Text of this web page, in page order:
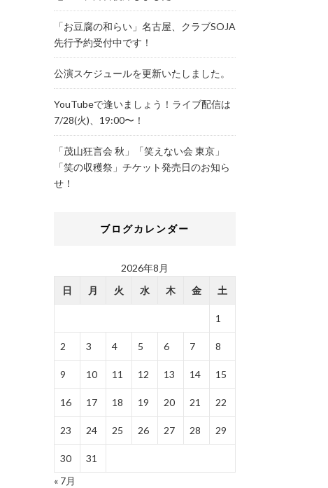
「お豆腐の和らい」名古屋、クラブSOJA
先行予約受付中です！
公演スケジュールを更新いたしました。
YouTubeで逢いましょう！ライブ配信は
7/28(火)、19:00〜！
「茂山狂言会 秋」「笑えない会 東京」
「笑の収穫祭」チケット発売日のお知ら
せ！
ブログカレンダー
2026年8月
日
月 火 水 木 金 土
1
2 3 4 5 6 7 8
9 10 11 12 13 14 15
16 17 18 19 20 21 22
23 24 25 26 27 28 29
30
31
« 7月